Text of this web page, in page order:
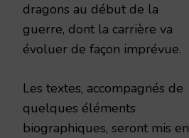
dragons au début de la
guerre, dont la carrière va
évoluer de façon imprévue.
Les textes, accompagnés de
quelques éléments
biographiques, seront mis en